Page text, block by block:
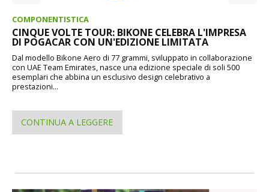
COMPONENTISTICA
CINQUE VOLTE TOUR: BIKONE CELEBRA L'IMPRESA
DI POGACAR CON UN'EDIZIONE LIMITATA
Dal modello Bikone Aero di 77 grammi, sviluppato in collaborazione
con UAE Team Emirates, nasce una edizione speciale di soli 500
esemplari che abbina un esclusivo design celebrativo a
prestazioni...
CONTINUA A LEGGERE